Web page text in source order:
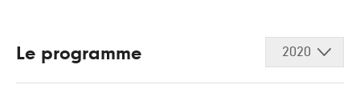
Le programme 2020